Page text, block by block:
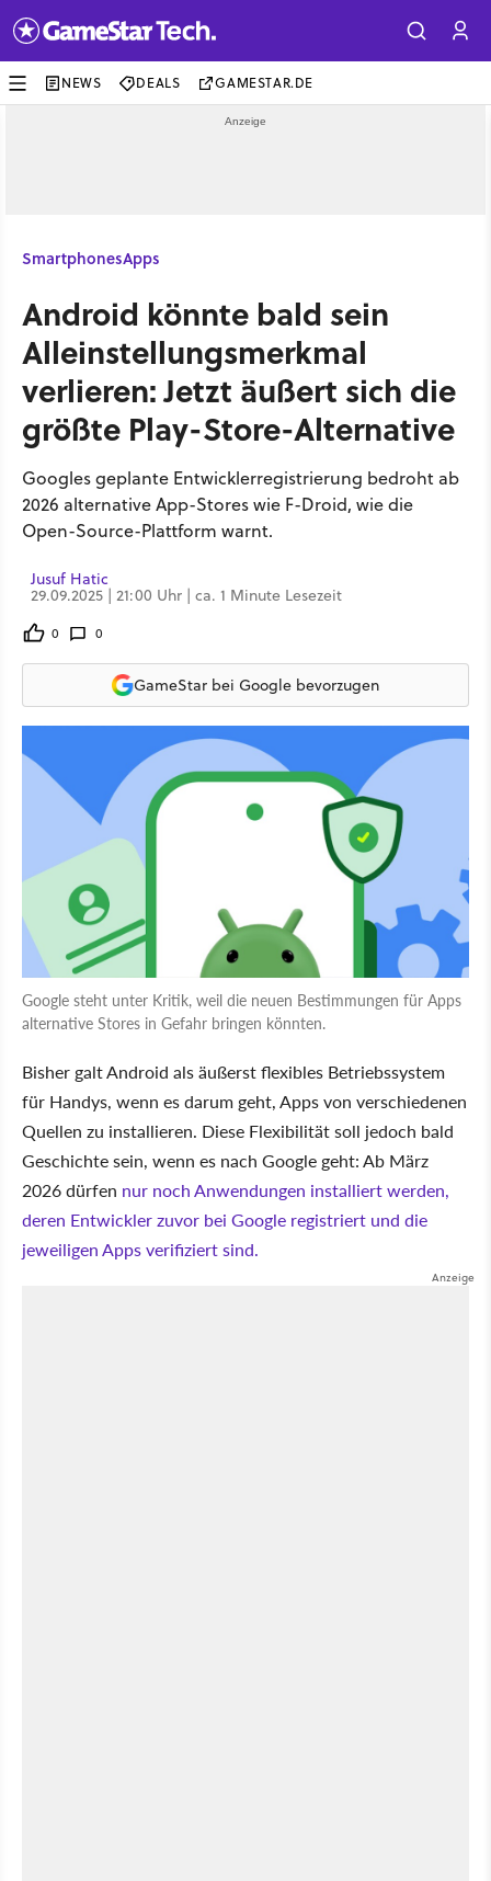
NEWS DEALS GAMESTAR.DE
SmartphonesApps
Android könnte bald sein
Alleinstellungsmerkmal
verlieren: Jetzt äußert sich die
größte Play-Store-Alternative
Googles geplante Entwicklerregistrierung bedroht ab
2026 alternative App-Stores wie F-Droid, wie die
Open-Source-Plattform warnt.
Jusuf Hatic
29.09.2025 | 21:00 Uhr | ca. 1 Minute Lesezeit
0 0
GameStar bei Google bevorzugen
Google steht unter Kritik, weil die neuen Bestimmungen für Apps
alternative Stores in Gefahr bringen könnten.
Bisher galt Android als äußerst flexibles Betriebssystem
für Handys, wenn es darum geht, Apps von verschiedenen
Quellen zu installieren. Diese Flexibilität soll jedoch bald
Geschichte sein, wenn es nach Google geht: Ab März
2026 dürfen nur noch Anwendungen installiert werden,
deren Entwickler zuvor bei Google registriert und die
jeweiligen Apps verifiziert sind.